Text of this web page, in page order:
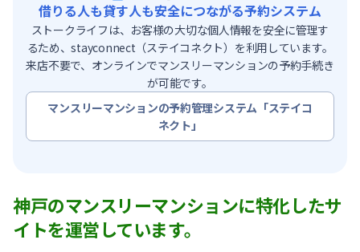
借りる人も貸す人も安全につながる予約システム
ストークライフは、お客様の大切な個人情報を安全に管理す
るため、stayconnect（ステイコネクト）を利用しています。
来店不要で、オンラインでマンスリーマンションの予約手続き
が可能です。
マンスリーマンションの予約管理システム「ステイコ
ネクト」
神戸のマンスリーマンションに特化したサ
イトを運営しています。